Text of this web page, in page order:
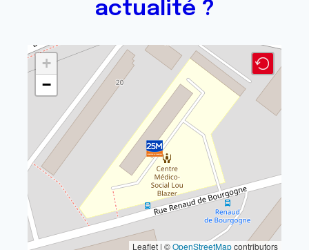
actualité ?
+
−
Leaflet | ©OpenStreetMapcontributors